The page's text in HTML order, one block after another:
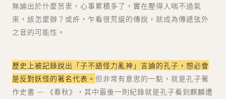
無論出於什麼苦衷，心事累積多了，實在壓得人喘不過氣
來，該怎麼辦？或許，乍看很荒誕的傳說，就成為傳遞弦外
之音的可能性。
歷史上被記錄說出「子不語怪力亂神」言論的孔子，想必會
是反對妖怪的著名代表。 但非常有意思的一點，就是孔子著
作史書 ― 《春秋》，其中最後一則紀錄就是孔子看到麒麟遭